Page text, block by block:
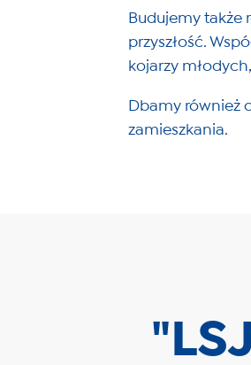
Budujemy także
przyszłość.
kojarzy
Dbamy również
zamieszkania.